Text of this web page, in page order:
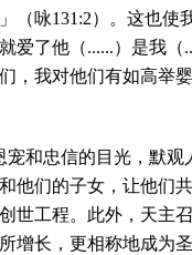
（咏131:2）。这也使
爱了他（......）是我（
，我对他们有如高举
和忠信的目光，默
他们的子女，让他们
世工程。此外，天主
增长，更相称地成为圣